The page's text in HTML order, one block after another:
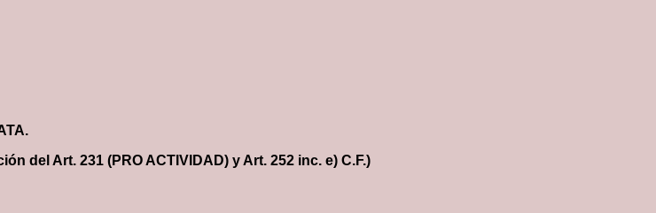
del Art. 231 (PRO ACTIVIDAD) y Art. 252 inc. e) C.F.)